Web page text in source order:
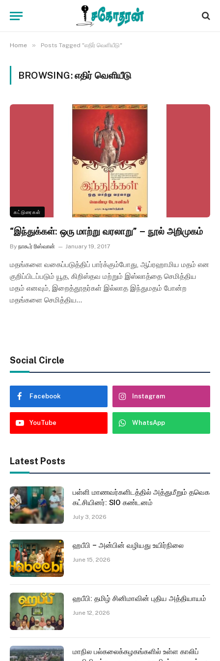
Home » Posts Tagged "எதிர் வெளியீடு"
BROWSING:எதிர் வெளியீடு
கட்டுரைகள்
“இந்துக்கள்: ஒரு மாற்று வரலாறு” – நூல் அறிமுகம்
By நாகூர் ரிஸ்வான் January 19, 2017
மதங்களை வகைப்படுத்திப் பார்க்கும்போது, ஆப்ரஹாமிய மதம் என
குறிப்பிடப்படும் யூத, கிறிஸ்தவ மற்றும் இஸ்லாத்தை செமித்திய
மதம் எனவும், இறைத்தூதர்கள் இல்லாத இந்துமதம் போன்ற
மதங்களை செமித்திய…
Social Circle
Facebook Instagram
YouTube WhatsApp
Latest Posts
பள்ளி மாணவர்களிடத்தில் அத்துமீறும் தவெக
கட்சியினர்: SIO கண்டனம்
July 3, 2026
ஹபீபி – அன்பின் வழியது உயிர்நிலை
June 15, 2026
ஹபீபி: தமிழ் சினிமாவின் புதிய அத்தியாயம்
June 12, 2026
மாநில பல்கலைக்கழகங்களில் உள்ள காலிப்